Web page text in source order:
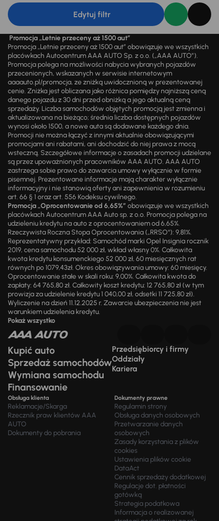
Edytuj filtr
Promocja „Letnie przeceny aż 1500 aut”
Promocja „Letnie przeceny aż 1500 aut” obowiązuje we wszystkich
placówkach Autocentrum AAA AUTO Sp. z o.o. („AAA AUTO”).
Promocja polega na możliwości nabycia wybranych pojazdów
przecenionych, wskazanych w serwisie internetowym
aaaauto.pl/promocja, ze zniżką uwidocznioną w prezentowanej
cenie. Zniżka jest obliczana jako różnica pomiędzy najniższą ceną
danego pojazdu z 30 dni przed obniżką a jego aktualną ceną
sprzedaży. Liczba samochodów objętych promocją jest zmienna i
aktualizowana na bieżąco; średnia liczba dostępnych pojazdów
wynosi około 1500, a nowe auta są dodawane każdego dnia.
Promocji nie można łączyć z innymi aktualnie obowiązującymi
promocjami ani rabatami, ani dochodzić do niej prawa z mocą
wsteczną. Szczegółowe informacje o zasadach promocji udzielane
są przez upoważnionych pracowników AAA AUTO. AAA AUTO
zastrzega sobie prawo do zawarcia umowy wyłącznie w formie
pisemnej. Prezentowane informacje mają charakter wyłącznie
informacyjny i nie stanowią oferty ani zapewnienia w rozumieniu
art. 66 § 1 oraz art. 556 Kodeksu cywilnego.
Promocja „Oprocentowanie od 6,65%” obowiązuje we wszystkich
placówkach Autocentrum AAA Auto sp. z o.o. Promocja polega na
udzieleniu kredytu na auto z oprocentowaniem od 6,65%.
Rzeczywista Roczna Stopa Oprocentowania („RRSO“): 9,81%.
Reprezentatywny przykład: Samochód marki Opel Insignia rocznik
2019, cena samochodu 52 000 zł, wkład własny 0%. Całkowita
kwota kredytu konsumenckiego 52 000 zł, 60 miesięcznych rat
równych po 1079,43zł. Okres obowiązywania umowy: 60 miesięcy.
Oprocentowanie stałe w skali roku: 9,00%. Całkowita kwota do
zapłaty: 64 765,80 zł. Całkowity koszt kredytu: 12 765,80 zł (w tym
prowizja za udzielenie kredytu 1 040,00 zł, odsetki 11 725,80 zł).
Wyliczenie na dzień 11.12.2025 r. Zawarcie ubezpieczenia nie jest
warunkiem udzielenia kredytu.
Pokaż wszystko
Kupić auto
Sprzedaż samochodów
Wymiana samochodu
Finansowanie
Przedsiębiorcy i firmy
Oddziały
Kariera
Obsługa klienta
Reklamacje/Skarga
Rzecznik praw klientów AAA
AUTO
Dokumenty do pobrania
Dokumenty prawne
Regulamin strony
Obsługa danych osobowych
Przetwarzanie danych
osobowych
Zasady korzystania z plików
cookies
Ustawienia plików cookie
DataAct
Cennik sprzedaży dodatkowej
Regulacje dot. płatności
gotówką
Strategia podatkowa
Informacja o realizowanej